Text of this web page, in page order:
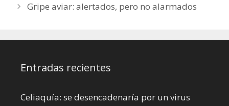
Gripe aviar: alertados, pero no alarmados
Entradas recientes
Celiaquía: se desencadenaría por un virus